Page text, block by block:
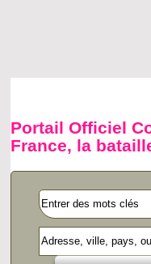
Portail Officiel
France, la